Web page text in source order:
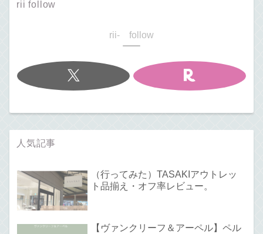
rii follow
rii- follow
人気記事
（行ってみた）TASAKIアウトレッ
ト品揃え・オフ率レビュー。
【ヴァンクリーフ＆アーペル】ペル